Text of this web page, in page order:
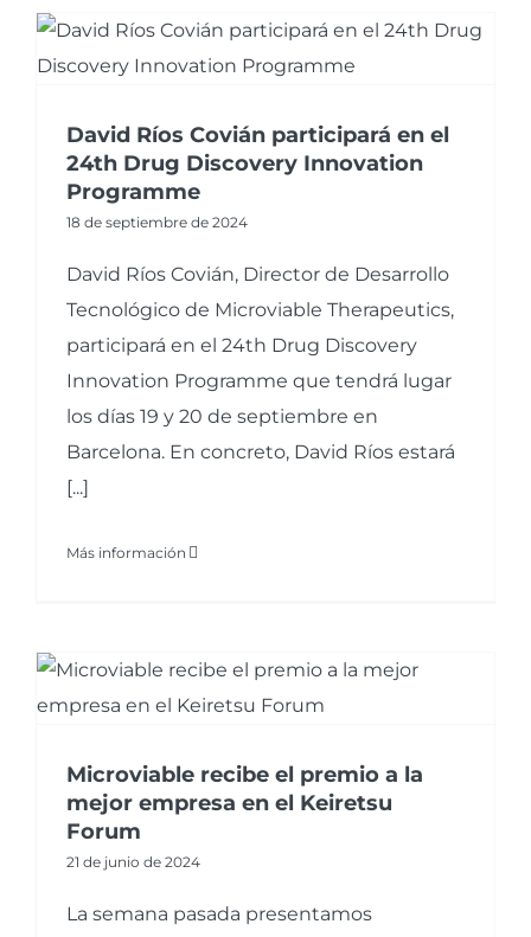
David Ríos Covián participará en el
24th Drug Discovery Innovation
Programme
18 de septiembre de 2024
David Ríos Covián, Director de Desarrollo
Tecnológico de Microviable Therapeutics,
participará en el 24th Drug Discovery
Innovation Programme que tendrá lugar
los días 19 y 20 de septiembre en
Barcelona. En concreto, David Ríos estará
[...]
Más información
Microviable recibe el premio a la
mejor empresa en el Keiretsu
Forum
21 de junio de 2024
La semana pasada presentamos